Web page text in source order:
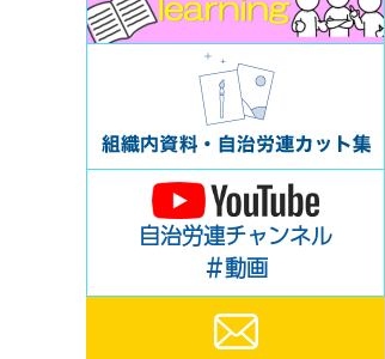
自治労連チャンネル
＃動画